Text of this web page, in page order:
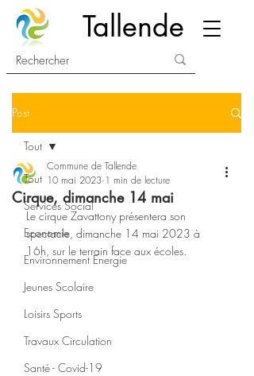
Tallende
Post
Tout
Services Social
Economie
Environnement Energie
Jeunes Scolaire
Loisirs Sports
Travaux Circulation
Santé - Covid-19
Tout
Cirque, dimanche 14 mai
Commune de Tallende
10 mai 2023 1 min de lecture
Le cirque Zavattony présentera son
spectacle, dimanche 14 mai 2023 à
16h, sur le terrain face aux écoles.